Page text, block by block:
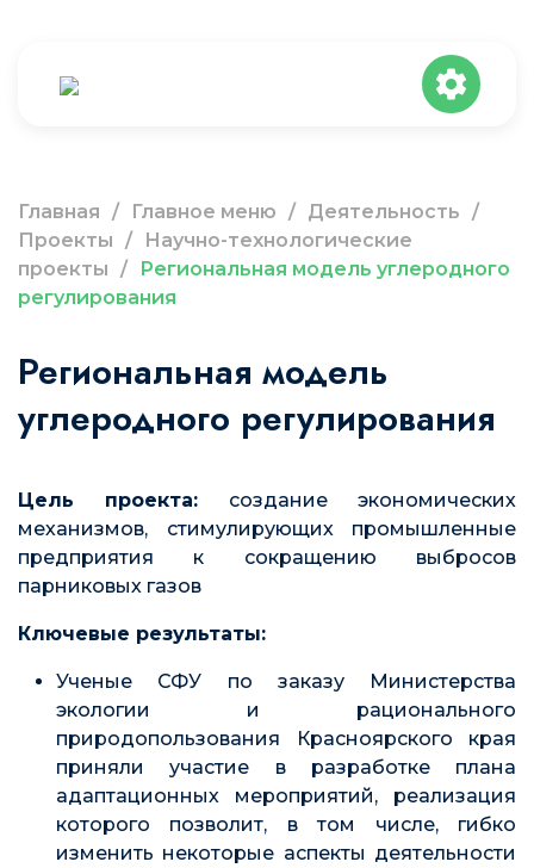
Главная / Главное меню / Деятельность /
Проекты /
Научно-технологические
проекты /
Региональная модель углеродного
регулирования
Региональная модель
углеродного регулирования
Цель проекта: создание экономических
механизмов, стимулирующих промышленные
предприятия к сокращению выбросов
парниковых газов
Ключевые результаты:
Ученые СФУ по заказу Министерства
экологии и рационального
природопользования Красноярского края
приняли участие в разработке плана
адаптационных мероприятий, реализация
которого позволит, в том числе, гибко
изменить некоторые аспекты деятельности